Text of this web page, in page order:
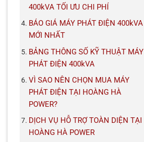
400kVA TỐI ƯU CHI PHÍ
BÁO GIÁ MÁY PHÁT ĐIỆN 400kVA
MỚI NHẤT
BẢNG THÔNG SỐ KỸ THUẬT MÁY
PHÁT ĐIỆN 400kVA
VÌ SAO NÊN CHỌN MUA MÁY
PHÁT ĐIỆN TẠI HOÀNG HÀ
POWER?
DỊCH VỤ HỖ TRỢ TOÀN DIỆN TẠI
HOÀNG HÀ POWER